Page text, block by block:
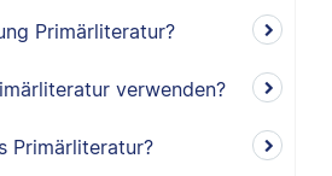
Primärliteratur?
verwenden?
Primärliteratur?